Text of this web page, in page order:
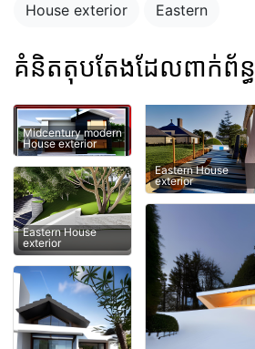
House exterior Eastern
គំនិតតុបតែងដែលពាក់ព័ន្ធ
Midcentury modern
House exterior
Eastern House
exterior
Eastern House
exterior